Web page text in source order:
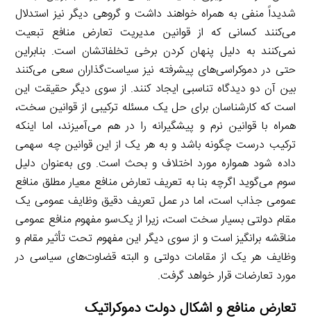
شدیداً منفی به همراه خواهند داشت و گروهی دیگر نیز استدلال
می‌کنند کسانی که از قوانین مدیریت تعارض منافع تبعیت
نمی‌کنند به دلیل پنهان کردن برخی تخلفاتشان است. بنابراین
حتی در دموکراسی‌های پیشرفته نیز سیاست‌گذاران سعی می‌کنند
بین آن دو دیدگاه تناسبی ایجاد کنند. از سوی دیگر حقیقت این
است که کارشناسان برای حل یک مسئله ترکیبی از قوانین سخت،
همراه با قوانین نرم و پیشگیرانه را در هم می‌آمیزند، اما اینکه
ترکیب درست چگونه باشد و به هر یک از این قوانین چه سهمی
داده شود همواره مورد اختلاف و بحث است. وی به‌عنوان دلیل
سوم می‌گوید اگرچه بنا به تعریف تعارض منافع معیار مطلق منافع
عمومی جذاب است، اما در عمل تعریف دقیق وظایف عمومی یک
مقام دولتی بسیار سخت است، زیرا از یک‌سو مفهوم منافع عمومی
مناقشه برانگیز است و از سوی دیگر این مفهوم تحت تأثیر مقام و
وظایف هر یک از مقامات دولتی و البته قضاوت‌های سیاسی در
مورد تعارضات قرار خواهد گرفت.
تعارض منافع و اشکال دولت دموکراتیک